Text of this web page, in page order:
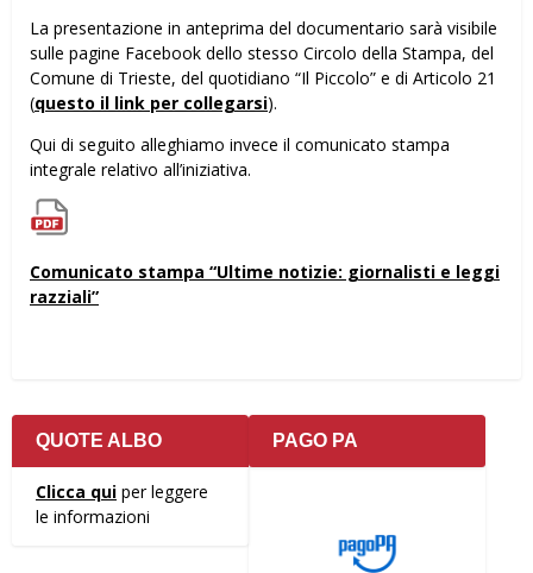
La presentazione in anteprima del documentario sarà visibile
sulle pagine Facebook dello stesso Circolo della Stampa, del
Comune di Trieste, del quotidiano “Il Piccolo” e di Articolo 21
(questo il link per collegarsi).
Qui di seguito alleghiamo invece il comunicato stampa
integrale relativo all’iniziativa.
Comunicato stampa “Ultime notizie: giornalisti e leggi
razziali”
QUOTE ALBO
Clicca qui per leggere
le informazioni
PAGO PA